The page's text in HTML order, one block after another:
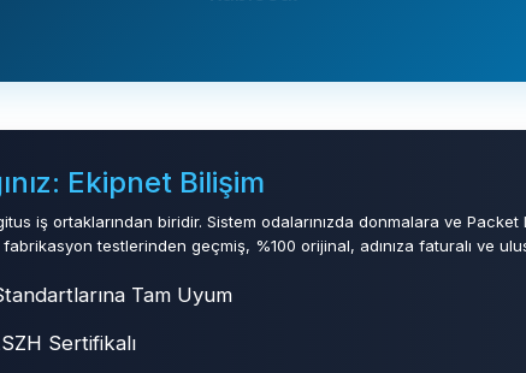
Ekipnet Bilişim
iş ortaklarından biridir. Sistem odalarınızda donmalara ve
testlerinden geçmiş, %100 orijinal, adınıza faturalı ve
Tam Uyum
Sertifikalı